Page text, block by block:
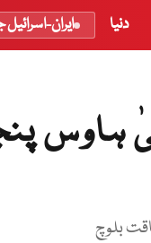
دنیا ایران-
ہاوس
بلوچ